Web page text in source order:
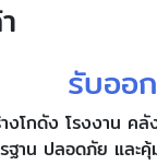
รับออ
างโกดัง โรงงาน
ฐาน ปลอดภัย และคุ้